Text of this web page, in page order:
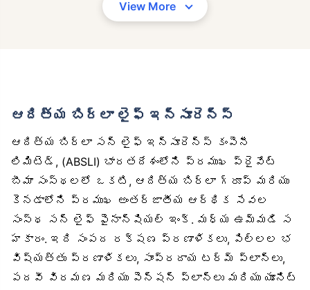
View More
ఆదిత్య బిర్లా లైఫ్ ఇన్సూరెన్స్
ఆదిత్య బిర్లా సన్ లైఫ్ ఇన్సూరెన్స్ కంపెనీ
లిమిటెడ్, (ABSLI) భారతదేశంలోని ప్రముఖ ప్రైవేట్
బీమా సంస్థలలో ఒకటి, ఆదిత్య బిర్లా గ్రూప్ మరియు
కెనడాలోని ప్రముఖ అంతర్జాతీయ ఆర్థిక సేవల
సంస్థ సన్ లైఫ్ ఫైనాన్షియల్ ఇంక్. మధ్య ఉమ్మడి స
హకారం. ఇది సంపద రక్షణ ప్రణాళికలు, పిల్లల భ
విష్యత్తు ప్రణాళికలు, సాంప్రదాయ టర్మ్ ప్లాన్‌లు,
పదవీ విరమణ మరియు పెన్షన్ ప్లాన్‌లు మరియు యూనిట్